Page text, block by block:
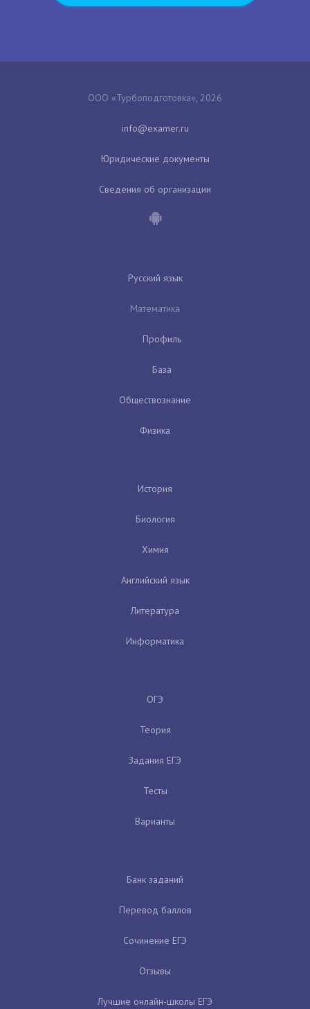
ООО «Турбоподготовка», 2026
Юридические документы
Сведения об организации
Русский язык
Математика
Профиль
База
Обществознание
Физика
История
Биология
Химия
Английский язык
Литература
Информатика
ОГЭ
Теория
Задания ЕГЭ
Тесты
Варианты
Банк заданий
Перевод баллов
Сочинение ЕГЭ
Отзывы
Лучшие онлайн-школы ЕГЭ